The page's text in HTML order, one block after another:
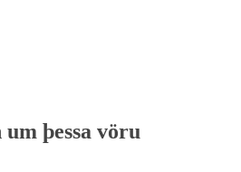
þessa vöru